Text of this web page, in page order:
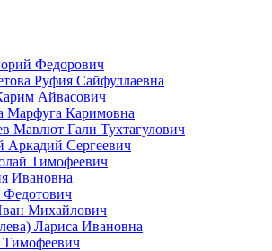
Федорович
Руфия Сайфуллаевна
Айвасович
Марфуга Каримовна
Мавлют Гали Тухтагулович
Аркадий Сергеевич
Тимофеевич
Ивановна
Федотович
Михайлович
Лариса Ивановна